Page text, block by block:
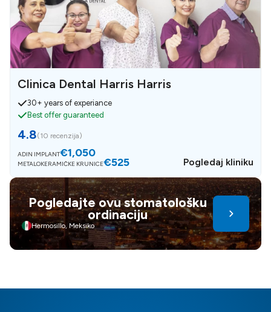
Clinica Dental Harris Harris
30+ years of experiance
Best offer guaranteed
4.8(10 recenzija)
ADIN IMPLANT€1,050
METALOKERAMIČKE KRUNICE€525 Pogledaj kliniku
Pogledajte ovu stomatološku
ordinaciju
Hermosillo, Meksiko